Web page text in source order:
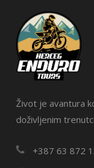
Život je avantura
doživljenim
+387 63 872